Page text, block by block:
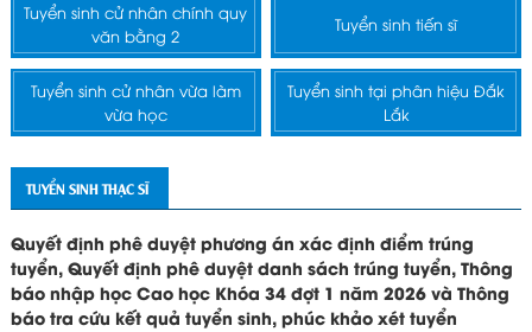
Tuyển sinh cử nhân chính quy
văn bằng 2
Tuyển sinh tiến sĩ
Tuyển sinh cử nhân vừa làm
vừa học
Tuyển sinh tại phân hiệu Đắk
Lắk
TUYỂN SINH THẠC SĨ
Quyết định phê duyệt phương án xác định điểm trúng
tuyển, Quyết định phê duyệt danh sách trúng tuyển, Thông
báo nhập học Cao học Khóa 34 đợt 1 năm 2026 và Thông
báo tra cứu kết quả tuyển sinh, phúc khảo xét tuyển